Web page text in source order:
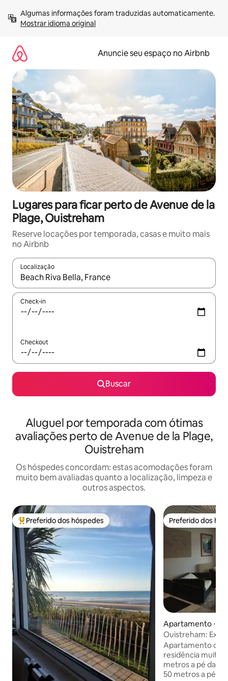
para
Mostrar idioma original
Anuncie seu espaço no Airbnb
Lugares para ficar perto de Avenue de la
Plage, Ouistreham
Reserve locações por temporada, casas e muito mais
no Airbnb
Localização
Quando os resultados estiverem disponíveis, explore-os
Check-in
Checkout
Buscar
Aluguel por temporada com ótimas
avaliações perto de Avenue de la Plage,
Ouistreham
Os hóspedes concordam: estas acomodações foram
muito bem avaliadas quanto a localização, limpeza e
outros aspectos.
Entre os melhores preferidos dos hóspedes
Preferido dos hóspedes Preferido dos
Preferido dos
Apartamento ⋅
Ouistreham:
100 metros do
Apartamento de
residência muito
metros a pé da
50 metros a pé do